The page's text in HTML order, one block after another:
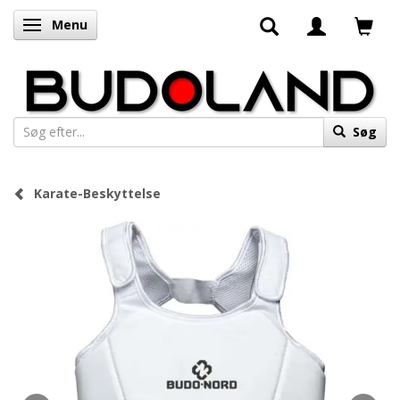
Skifte navigation
Menu
Søg
Karate-Beskyttelse